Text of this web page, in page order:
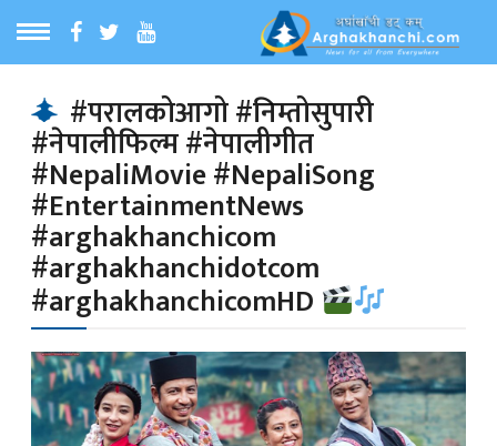
MENU
समाचार
समाचार
समाचार
#परालकोआगो #निम्तोसुपारी
#नेपालीफिल्म #नेपालीगीत
#NepaliMovie #NepaliSong
#EntertainmentNews
#arghakhanchicom
#arghakhanchidotcom
#arghakhanchicomHD